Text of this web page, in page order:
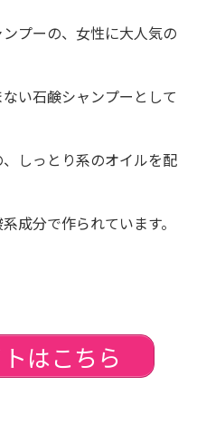
プーの、女性に大人気の
い石鹸シャンプーとして
しっとり系のオイルを配
成分で作られています。
はこちら